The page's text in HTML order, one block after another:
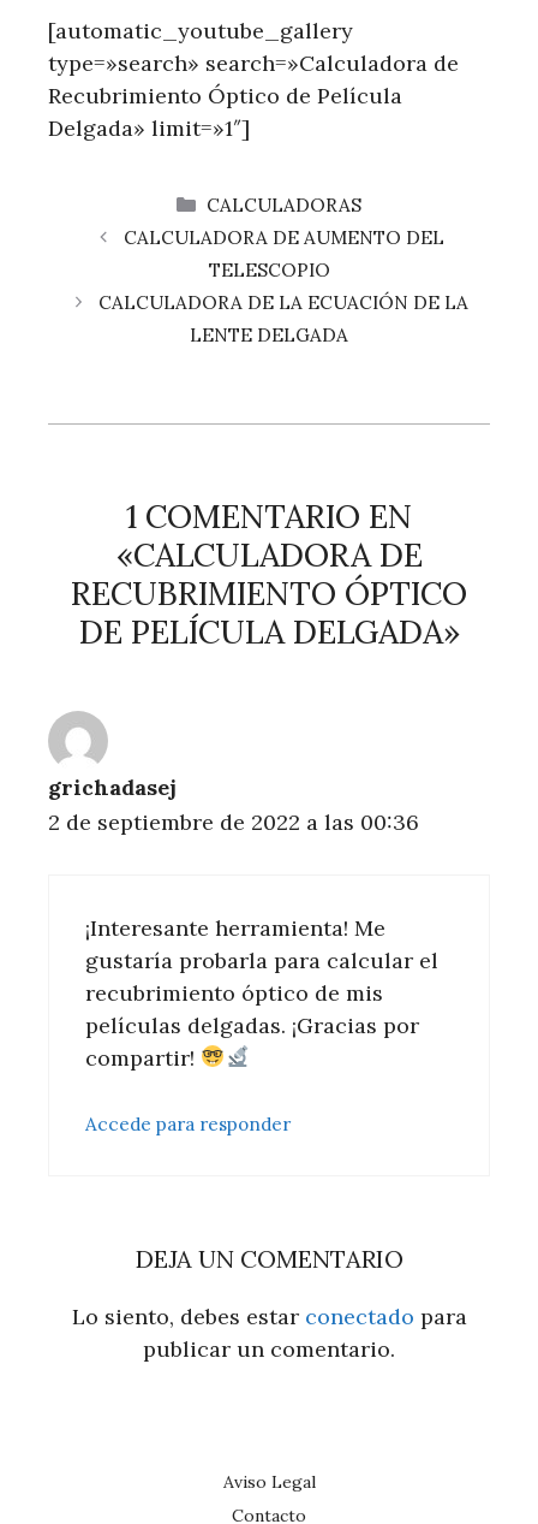
[automatic_youtube_gallery
type=»search» search=»Calculadora de
Recubrimiento Óptico de Película
Delgada» limit=»1″]
CATEGORÍAS
CALCULADORAS
CALCULADORA DE AUMENTO DEL
TELESCOPIO
CALCULADORA DE LA ECUACIÓN DE LA
LENTE DELGADA
1 COMENTARIO EN
«CALCULADORA DE
RECUBRIMIENTO ÓPTICO
DE PELÍCULA DELGADA»
grichadasej
2 de septiembre de 2022 a las 00:36
¡Interesante herramienta! Me
gustaría probarla para calcular el
recubrimiento óptico de mis
películas delgadas. ¡Gracias por
compartir!
Accede para responder
DEJA UN COMENTARIO
Lo siento, debes estar conectado para
publicar un comentario.
Aviso Legal
Contacto